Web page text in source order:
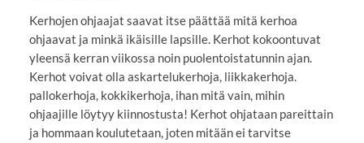
Kerhojen ohjaajat saavat itse päättää mitä kerhoa
ohjaavat ja minkä ikäisille lapsille. Kerhot kokoontuvat
yleensä kerran viikossa noin puolentoistatunnin ajan.
Kerhot voivat olla askartelukerhoja, liikkakerhoja.
pallokerhoja, kokkikerhoja, ihan mitä vain, mihin
ohjaajille löytyy kiinnostusta! Kerhot ohjataan pareittain
ja hommaan koulutetaan, joten mitään ei tarvitse